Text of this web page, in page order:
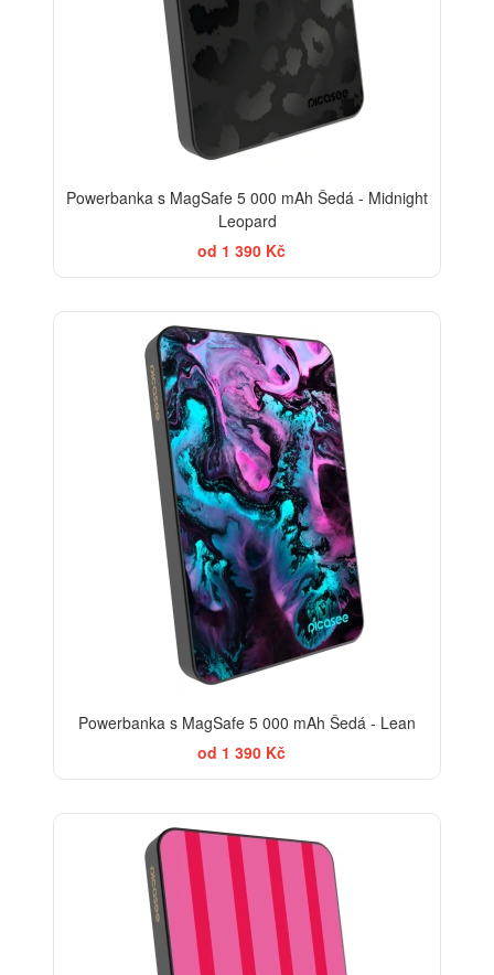
Powerbanka s MagSafe 5 000 mAh Šedá - Midnight
Leopard
od 1 390 Kč
Powerbanka s MagSafe 5 000 mAh Šedá - Lean
od 1 390 Kč